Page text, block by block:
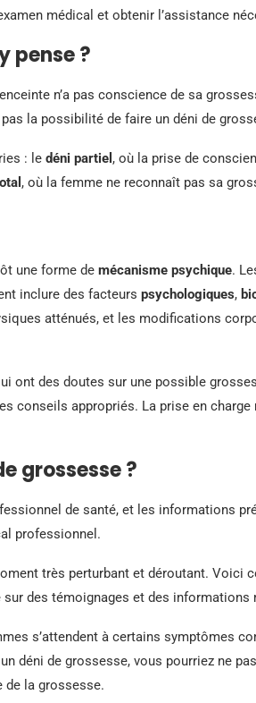
médical et obtenir l’assistance
pense ?
n’a pas conscience de sa
pas la possibilité de faire un déni de
: le déni partiel , où la prise de
, où la femme ne reconnaît pas sa
une forme de mécanisme psychique.
inclure des facteurs psychologiques,
atténués, et les modifications
ont des doutes sur une possible
conseils appropriés. La prise en
grossesse ?
de santé, et les informations
professionnel.
très perturbant et déroutant. Voici
des témoignages et des informations
s’attendent à certains symptômes
déni de grossesse, vous pourriez ne pas
de la grossesse.